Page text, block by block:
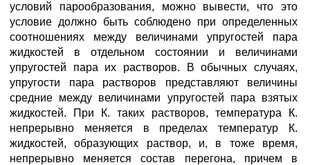
условий парообразования, можно вывести, что это
условие должно быть соблюдено при определенных
соотношениях между величинами упругостей пара
жидкостей в отдельном состоянии и величинами
упругостей пара их растворов. В обычных случаях,
упругости пара растворов представляют величины
средние между величинами упругостей пара взятых
жидкостей. При К. таких растворов, температура К.
непрерывно меняется в пределах температур К.
жидкостей, образующих раствор, и, в тоже время,
непрерывно меняется состав перегона, причем в